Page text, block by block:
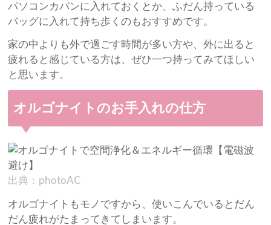
パソコンカバンに入れておくとか、ふだん持っている
バッグに入れて持ち歩くのもおすすめです。
家の中よりも外で過ごす時間が多い方や、外に出ると
疲れると感じている方は、ぜひ一つ持ってみてほしい
と思います。
オルゴナイトのお手入れの仕方
出典：photoAC
オルゴナイトもモノですから、使いこんでいるとだん
だん疲れがたまってきてしまいます。